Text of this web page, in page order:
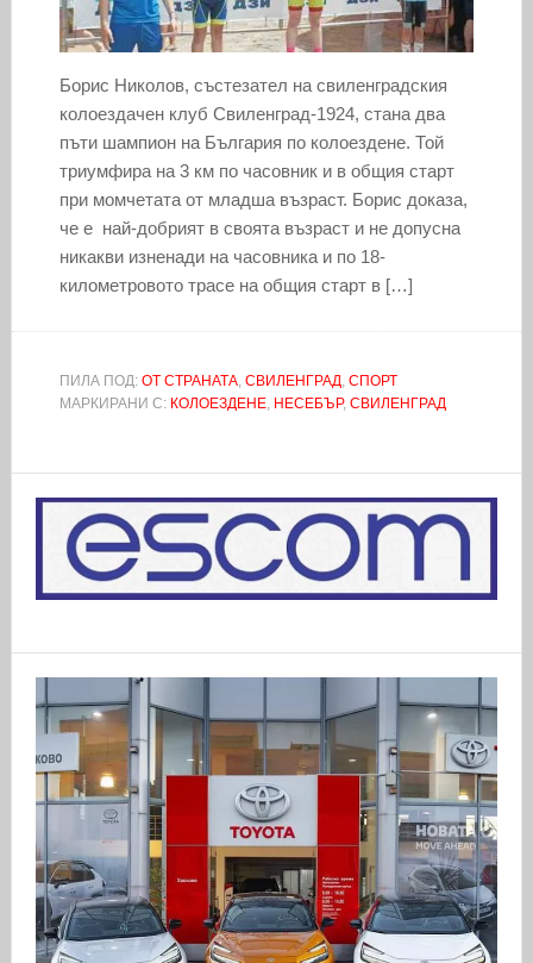
Борис Николов, състезател на свиленградския
колоездачен клуб Свиленград-1924, стана два
пъти шампион на България по колоездене. Той
триумфира на 3 км по часовник и в общия старт
при момчетата от младша възраст. Борис доказа,
че е най-добрият в своята възраст и не допусна
никакви изненади на часовника и по 18-
километровото трасе на общия старт в […]
ПИЛА ПОД: ОТ СТРАНАТА, СВИЛЕНГРАД, СПОРТ
МАРКИРАНИ С: КОЛОЕЗДЕНЕ, НЕСЕБЪР, СВИЛЕНГРАД